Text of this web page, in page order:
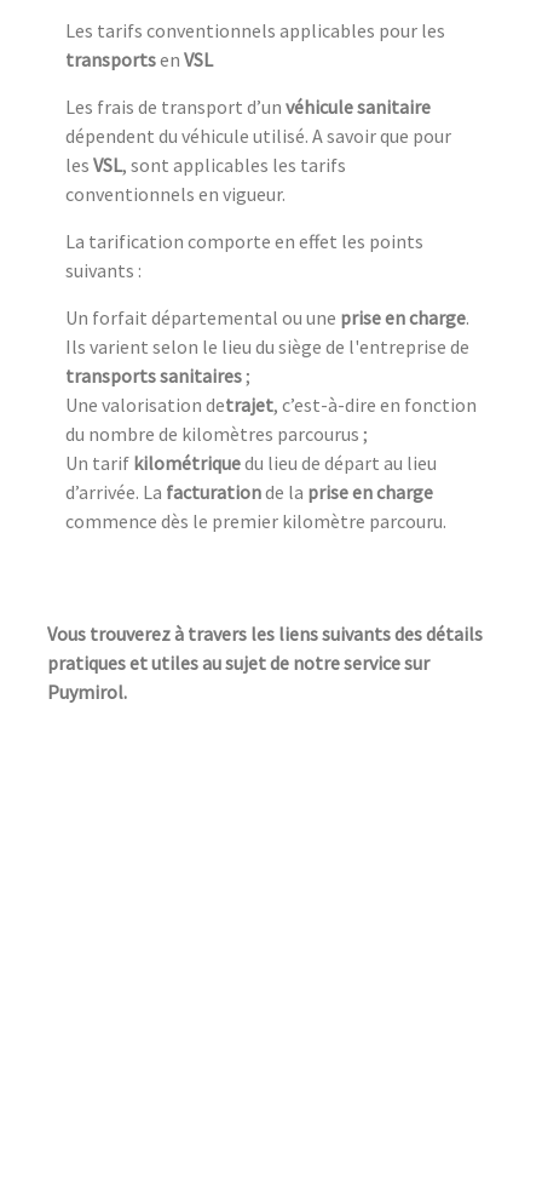
Les tarifs conventionnels applicables pour les
transportsen VSL
Les frais de transport d’un véhicule sanitaire
dépendent du véhicule utilisé. A savoir que pour
les VSL, sont applicables les tarifs
conventionnels en vigueur.
La tarification comporte en effet les points
suivants :
Un forfait départemental ou une prise en charge.
Ils varient selon le lieu du siège de l'entreprise de
transports sanitaires;
Une valorisation detrajet, c’est-à-dire en fonction
du nombre de kilomètres parcourus ;
Un tarif kilométriquedu lieu de départ au lieu
d’arrivée. La facturationde la prise en charge
commence dès le premier kilomètre parcouru.
Vous trouverez à travers les liens suivants des détails
pratiques et utiles au sujet de notre service sur
Puymirol.